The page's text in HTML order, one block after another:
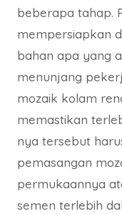
beberapa tahap.
mempersiapkan
bahan apa yang
menunjang
mozaik kolam
memastikan
nya tersebut
pemasangan
permukaannya
semen terlebih